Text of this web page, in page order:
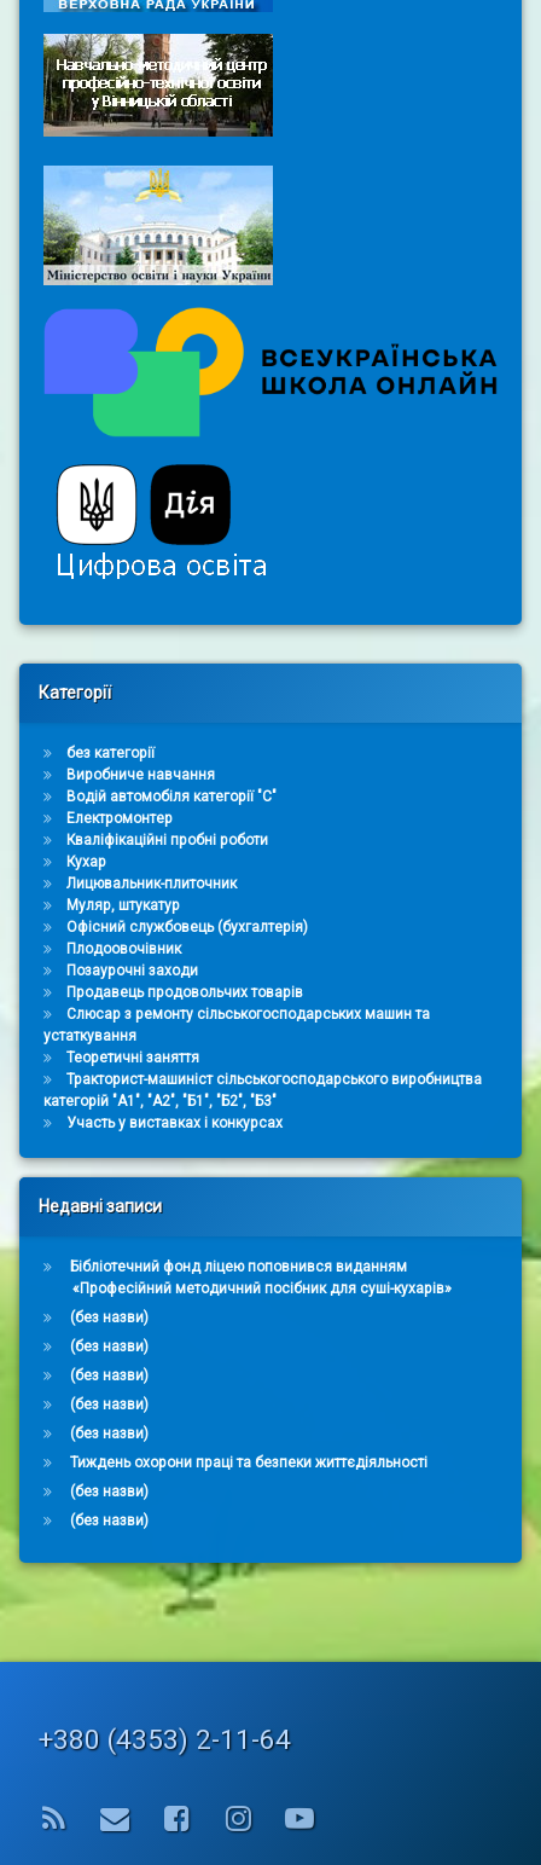
Right Sidebar
Категорії
без категорії
Виробниче навчання
Водій автомобіля категорії "С"
Електромонтер
Кваліфікаційні пробні роботи
Кухар
Лицювальник-плиточник
Муляр, штукатур
Офісний службовець (бухгалтерія)
Плодоовочівник
Позаурочні заходи
Продавець продовольчих товарів
Слюсар з ремонту сільськогосподарських машин та
устаткування
Теоретичні заняття
Тракторист-машиніст сільськогосподарського виробництва
категорій "А1", "А2", "Б1", "Б2", "Б3"
Участь у виставках і конкурсах
Недавні записи
Бібліотечний фонд ліцею поповнився виданням
«Професійний методичний посібник для суші-кухарів»
(без назви)
(без назви)
(без назви)
(без назви)
(без назви)
Тиждень охорони праці та безпеки життєдіяльності
(без назви)
(без назви)
Tel:
+380 (4353) 2-11-64
RSS E-mailFacebook
Instagram
YouTube